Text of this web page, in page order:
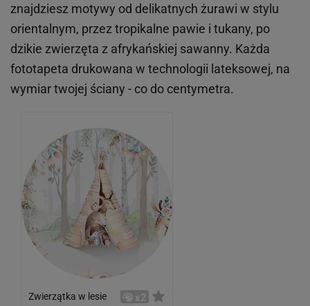
znajdziesz motywy od delikatnych żurawi w stylu
orientalnym, przez tropikalne pawie i tukany, po
dzikie zwierzęta z afrykańskiej sawanny. Każda
fototapeta drukowana w technologii lateksowej, na
wymiar twojej ściany - co do centymetra.
Zwierzątka w lesie x2